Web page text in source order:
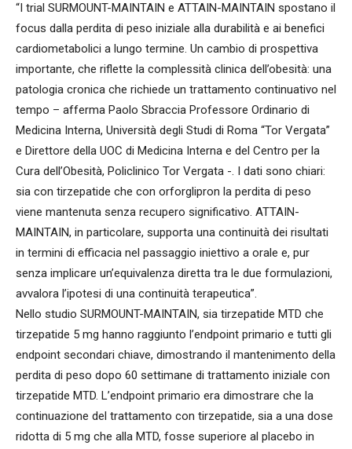
“I trial SURMOUNT-MAINTAIN e ATTAIN-MAINTAIN spostano il
focus dalla perdita di peso iniziale alla durabilità e ai benefici
cardiometabolici a lungo termine. Un cambio di prospettiva
importante, che riflette la complessità clinica dell’obesità: una
patologia cronica che richiede un trattamento continuativo nel
tempo – afferma Paolo Sbraccia Professore Ordinario di
Medicina Interna, Università degli Studi di Roma “Tor Vergata”
e Direttore della UOC di Medicina Interna e del Centro per la
Cura dell’Obesità, Policlinico Tor Vergata -. I dati sono chiari:
sia con tirzepatide che con orforglipron la perdita di peso
viene mantenuta senza recupero significativo. ATTAIN-
MAINTAIN, in particolare, supporta una continuità dei risultati
in termini di efficacia nel passaggio iniettivo a orale e, pur
senza implicare un’equivalenza diretta tra le due formulazioni,
avvalora l’ipotesi di una continuità terapeutica”.
Nello studio SURMOUNT-MAINTAIN, sia tirzepatide MTD che
tirzepatide 5 mg hanno raggiunto l’endpoint primario e tutti gli
endpoint secondari chiave, dimostrando il mantenimento della
perdita di peso dopo 60 settimane di trattamento iniziale con
tirzepatide MTD. L’endpoint primario era dimostrare che la
continuazione del trattamento con tirzepatide, sia a una dose
ridotta di 5 mg che alla MTD, fosse superiore al placebo in